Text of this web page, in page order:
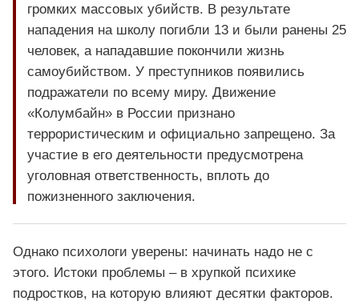
громких массовых убийств. В результате
нападения на школу погибли 13 и были ранены 25
человек, а нападавшие покончили жизнь
самоубийством. У преступников появились
подражатели по всему миру. Движение
«Колумбайн» в России признано
террористическим и официально запрещено. За
участие в его деятельности предусмотрена
уголовная ответственность, вплоть до
пожизненного заключения.
Однако психологи уверены: начинать надо не с
этого. Истоки проблемы – в хрупкой психике
подростков, на которую влияют десятки факторов.